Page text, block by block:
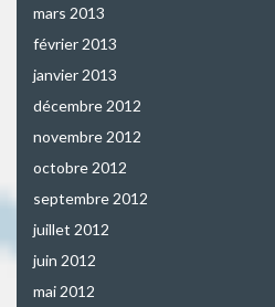
mars 2013
février 2013
janvier 2013
décembre 2012
novembre 2012
octobre 2012
septembre 2012
juillet 2012
juin 2012
mai 2012